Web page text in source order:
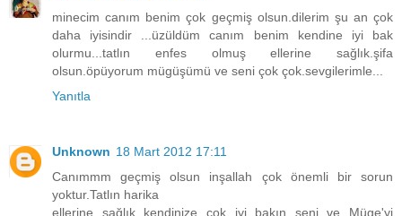
minecim canım benim çok geçmiş olsun.dilerim şu an çok
daha iyisindir ...üzüldüm canım benim kendine iyi bak
olurmu...tatlın enfes olmuş ellerine sağlık.şifa
olsun.öpüyorum mügüşümü ve seni çok çok.sevgilerimle...
Yanıtla
Unknown 18 Mart 2012 17:11
Canımmm geçmiş olsun inşallah çok önemli bir sorun
yoktur.Tatlın harika
ellerine sağlık kendinize çok iyi bakın seni ve Müge'yi